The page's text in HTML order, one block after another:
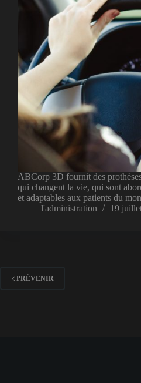
ABCorp 3D fournit des
qui changent la vie, qui sont
et adaptables aux patients du
l'administration
19
PRÉVENIR